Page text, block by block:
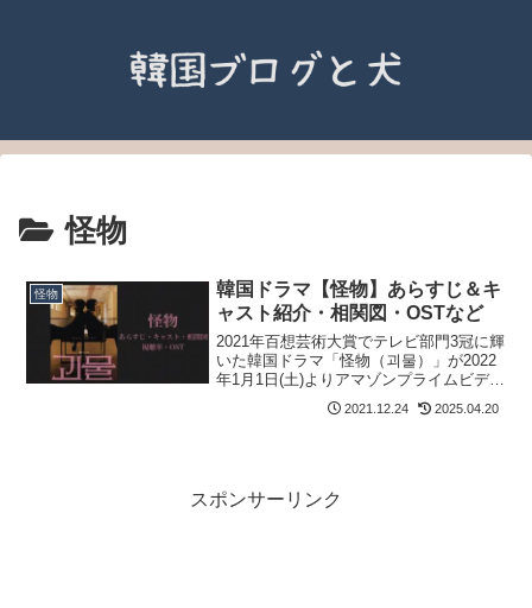
怪物
怪物
韓国ドラマ【怪物】あらすじ＆キ
ャスト紹介・相関図・OSTなど
2021年百想芸術大賞でテレビ部門3冠に輝
いた韓国ドラマ「怪物（괴물）」が2022
年1月1日(土)よりアマゾンプライムビデオ
にて日本配信決定｜あらすじ・基本情
報・相関図・キャスト・カメオ出演・視
2021.12.24 2025.04.20
スポンサーリンク